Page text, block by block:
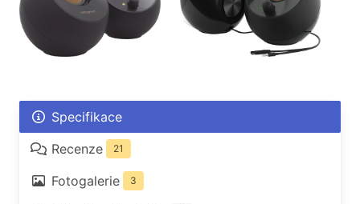
Specifikace
Recenze
21
Fotogalerie 3